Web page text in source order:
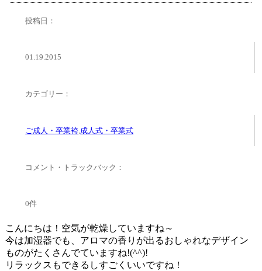
投稿日：
01.19.2015
カテゴリー：
ご成人・卒業袴,成人式・卒業式
コメント・トラックバック：
0件
こんにちは！空気が乾燥していますね～
今は加湿器でも、アロマの香りが出るおしゃれなデザイン
ものがたくさんでていますね!(^^)!
リラックスもできるしすごくいいですね！